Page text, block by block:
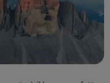
raggi del sole e ad
si ritorna sul sentiero già
alla malga di
un bel sentiero